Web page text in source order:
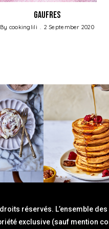
Gaufres
By cookinglili 2 September 2020
réservés. L’ensemble
exclusive (sauf mention